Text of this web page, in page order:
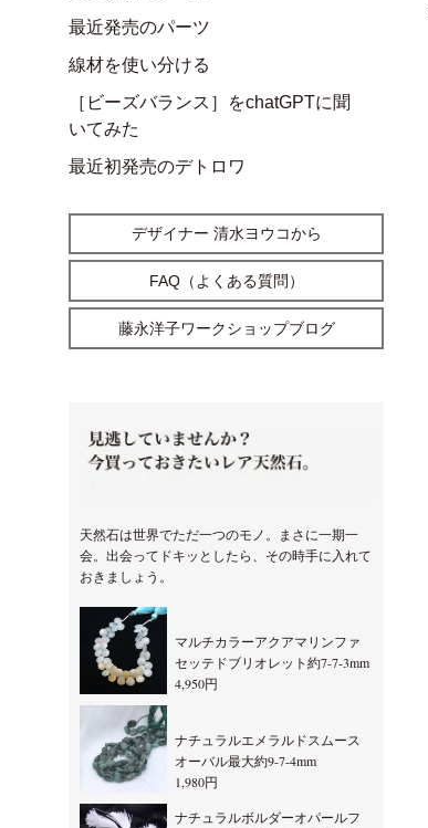
最近発売のパーツ
線材を使い分ける
［ビーズバランス］をchatGPTに聞
いてみた
最近初発売のデトロワ
デザイナー 清水ヨウコから
FAQ（よくある質問）
藤永洋子ワークショップブログ
天然石は世界でただ一つのモノ。まさに一期一
会。出会ってドキッとしたら、その時手に入れて
おきましょう。
マルチカラーアクアマリンファ
セッテドブリオレット約7-7-3mm
4,950円
ナチュラルエメラルドスムース
オーバル最大約9-7-4mm
1,980円
ナチュラルボルダーオパールフ